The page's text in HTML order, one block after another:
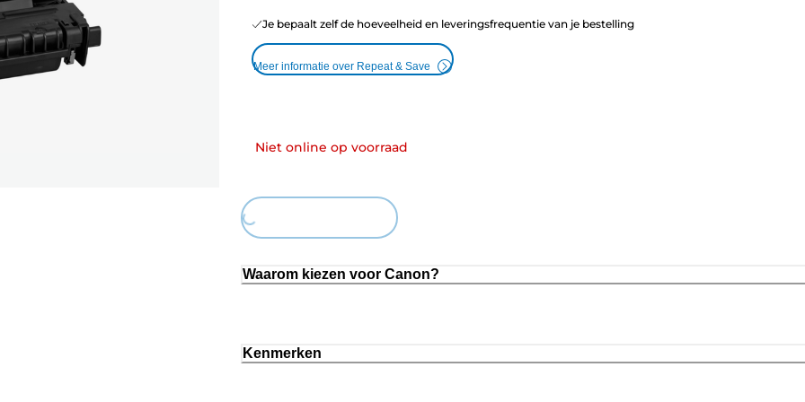
Je bepaalt zelf de hoeveelheid en leveringsfrequentie van je bestelling
Meer informatie over Repeat & Save
Niet online op voorraad
Loading...
Waarom kiezen voor Canon?
Kenmerken